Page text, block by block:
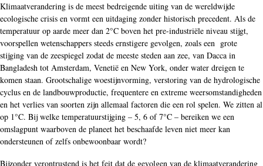
Klimaatverandering is de meest bedreigende uiting van de wereldwijde
ecologische crisis en vormt een uitdaging zonder historisch precedent. Als de
temperatuur op aarde meer dan 2°C boven het pre-industriële niveau stijgt,
voorspellen wetenschappers steeds ernstigere gevolgen, zoals een grote
stijging van de zeespiegel zodat de meeste steden aan zee, van Dacca in
Bangladesh tot Amsterdam, Venetië en New York, onder water dreigen te
komen staan. Grootschalige woestijnvorming, verstoring van de hydrologische
cyclus en de landbouwproductie, frequentere en extreme weersomstandigheden
en het verlies van soorten zijn allemaal factoren die een rol spelen. We zitten al
op 1°C. Bij welke temperatuurstijging – 5, 6 of 7°C – bereiken we een
omslagpunt waarboven de planeet het beschaafde leven niet meer kan
ondersteunen of zelfs onbewoonbaar wordt?
Bijzonder verontrustend is het feit dat de gevolgen van de klimaatverandering